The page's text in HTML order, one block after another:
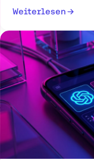
Weiterlesen